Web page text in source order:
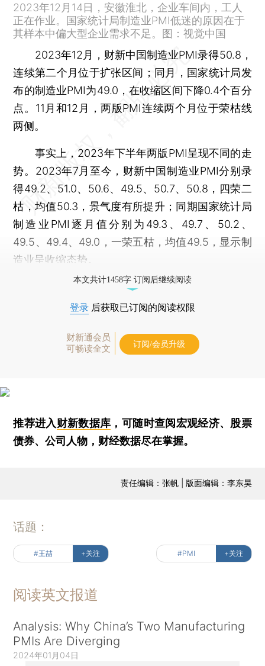
2023年12月14日，安徽淮北，企业车间内，工人
正在作业。国家统计局制造业PMI低迷的原因在于
其样本中偏大型企业需求不足。图：视觉中国
2023年12月，财新中国制造业PMI录得50.8，
连续第二个月位于扩张区间；同月，国家统计局发
布的制造业PMI为49.0，在收缩区间下降0.4个百分
点。11月和12月，两版PMI连续两个月位于荣枯线
两侧。
事实上，2023年下半年两版PMI呈现不同的走
势。2023年7月至今，财新中国制造业PMI分别录
得49.2、51.0、50.6、49.5、50.7、50.8，四荣二
枯，均值50.3，景气度有所提升；同期国家统计局
制造业PMI逐月值分别为49.3、49.7、50.2、
49.5、49.4、49.0，一荣五枯，均值49.5，显示制
造业呈收缩态势。
本文共计1458字 订阅后继续阅读
登录 后获取已订阅的阅读权限
财新通会员
可畅读全文
订阅/会员升级
推荐进入财新数据库 ，可随时查阅宏观经济、股票
债券、公司人物，财经数据尽在掌握。
责任编辑：张帆 | 版面编辑：李东昊
话题：
#王喆 +关注 #PMI +关注
阅读英文报道
Analysis: Why China’s Two Manufacturing
PMIs Are Diverging
2024年01月04日